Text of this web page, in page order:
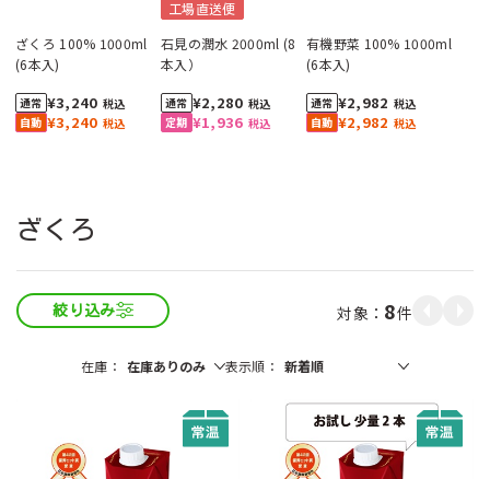
ざくろ 100% 1000ml
(6本入)
¥3,240 税込
¥3,240 税込
工場直送便
石見の潤水 2000ml (8
本入）
¥1,936 税込
¥2,280 税込
有機野菜 100% 1000ml
(6本入)
¥2,982 税込
¥2,982 税込
ざくろ
絞り込み 8件
在庫 表示順